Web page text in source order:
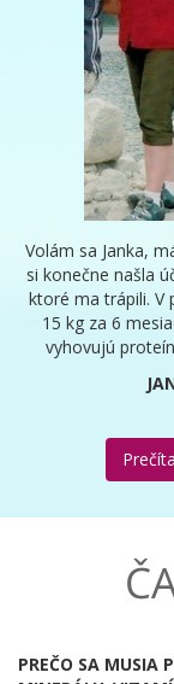
Volám sa Janka,
si konečne našla
ktoré ma trápili. V
15 kg za 6
vyhovujú
PREČO SA MUSIA